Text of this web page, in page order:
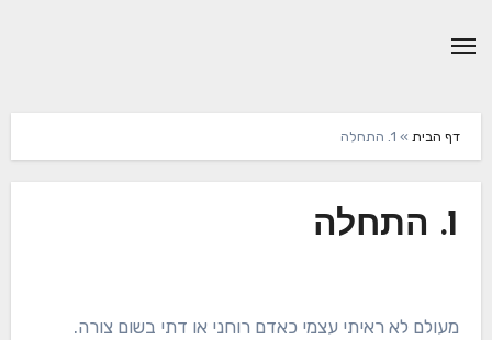
דף הבית» 1. התחלה
1. התחלה
מעולם לא ראיתי עצמי כאדם רוחני או דתי בשום צורה.